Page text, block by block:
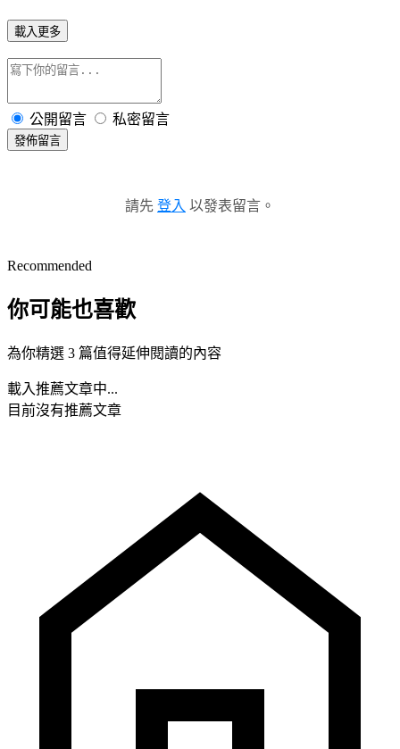
載入更多
公開留言 私密留言
發佈留言
請先 登入 以發表留言。
Recommended
你可能也喜歡
為你精選 3 篇值得延伸閱讀的內容
載入推薦文章中...
目前沒有推薦文章